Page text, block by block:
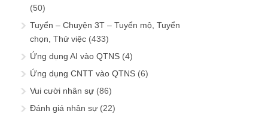
(50)
Tuyển – Chuyện 3T – Tuyển mộ, Tuyển
chọn, Thử việc (433)
Ứng dụng AI vào QTNS (4)
Ứng dụng CNTT vào QTNS (6)
Vui cười nhân sự (86)
Đánh giá nhân sự (22)